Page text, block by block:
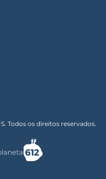
Todos os direitos reservados.